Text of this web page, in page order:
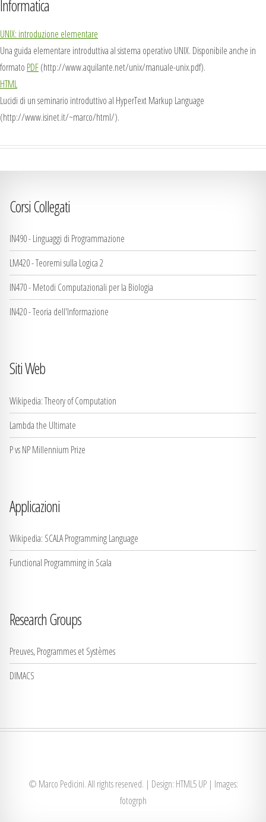
Informatica
UNIX: introduzione elementare
Una guida elementare introduttiva al sistema operativo UNIX. Disponibile anche in
formato PDF(http://www.aquilante.net/unix/manuale-unix.pdf).
HTML
Lucidi di un seminario introduttivo al HyperText Markup Language
(http://www.isinet.it/~marco/html/).
Corsi Collegati
IN490 - Linguaggi di Programmazione
LM420 - Teoremi sulla Logica 2
IN470 - Metodi Computazionali per la Biologia
IN420 - Teoria dell'Informazione
Siti Web
Wikipedia: Theory of Computation
Lambda the Ultimate
P vs NP Millennium Prize
Applicazioni
Wikipedia: SCALA Programming Language
Functional Programming in Scala
Research Groups
Preuves, Programmes et Systèmes
DIMACS
© Marco Pedicini. All rights reserved. | Design: HTML5 UP| Images:
fotogrph